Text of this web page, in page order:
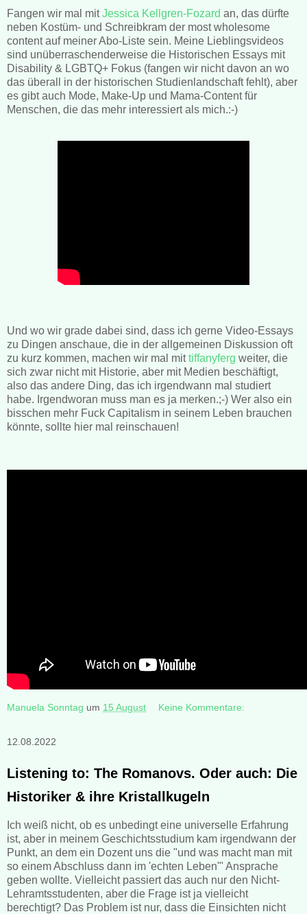
Fangen wir mal mitJessica Kellgren-Fozard an, das dürfte
neben Kostüm- und Schreibkram der most wholesome
content auf meiner Abo-Liste sein. Meine Lieblingsvideos
sind unüberraschenderweise die Historischen Essays mit
Disability & LGBTQ+ Fokus (fangen wir nicht davon an wo
das überall in der historischen Studienlandschaft fehlt), aber
es gibt auch Mode, Make-Up und Mama-Content für
Menschen, die das mehr interessiert als mich.:-)
Und wo wir grade dabei sind, dass ich gerne Video-Essays
zu Dingen anschaue, die in der allgemeinen Diskussion oft
zu kurz kommen, machen wir mal mittiffanyferg weiter, die
sich zwar nicht mit Historie, aber mit Medien beschäftigt,
also das andere Ding, das ich irgendwann mal studiert
habe. Irgendworan muss man es ja merken.;-) Wer also ein
bisschen mehr Fuck Capitalism in seinem Leben brauchen
könnte, sollte hier mal reinschauen!
Manuela Sonntag um 15 August Keine Kommentare:
12.08.2022
Listening to: The Romanovs. Oder auch: Die
Historiker & ihre Kristallkugeln
Ich weiß nicht, ob es unbedingt eine universelle Erfahrung
ist, aber in meinem Geschichtsstudium kam irgendwann der
Punkt, an dem ein Dozent uns die "und was macht man mit
so einem Abschluss dann im 'echten Leben'" Ansprache
geben wollte. Vielleicht passiert das auch nur den Nicht-
Lehramtsstudenten, aber die Frage ist ja vielleicht
berechtigt? Das Problem ist nur, dass die Einsichten nicht